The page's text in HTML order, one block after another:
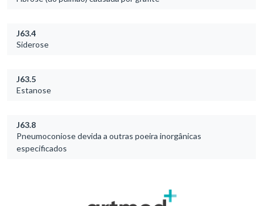
J63.4
Siderose
J63.5
Estanose
J63.8
Pneumoconiose devida a outras poeira inorgânicas
especificados